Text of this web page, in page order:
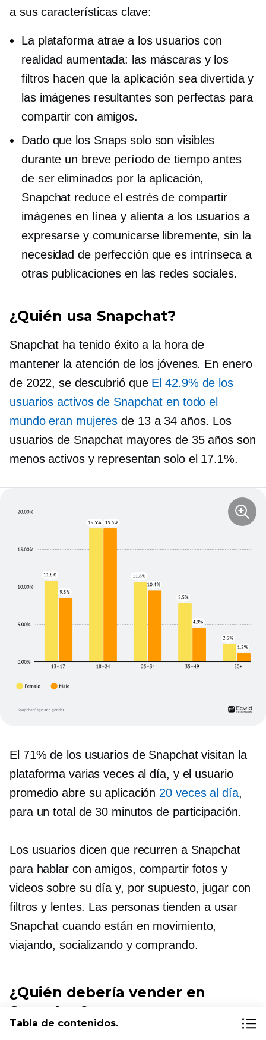
a sus características clave:
La plataforma atrae a los usuarios con
realidad aumentada: las máscaras y los
filtros hacen que la aplicación sea divertida y
las imágenes resultantes son perfectas para
compartir con amigos.
Dado que los Snaps solo son visibles
durante un breve período de tiempo antes
de ser eliminados por la aplicación,
Snapchat reduce el estrés de compartir
imágenes en línea y alienta a los usuarios a
expresarse y comunicarse libremente, sin la
necesidad de perfección que es intrínseca a
otras publicaciones en las redes sociales.
¿Quién usa Snapchat?
Snapchat ha tenido éxito a la hora de
mantener la atención de los jóvenes. En enero
de 2022, se descubrió que El 42.9% de los
usuarios activos de Snapchat en todo el
mundo eran mujeres de 13 a 34 años. Los
usuarios de Snapchat mayores de 35 años son
menos activos y representan solo el 17.1%.
El 71% de los usuarios de Snapchat visitan la
plataforma varias veces al día, y el usuario
promedio abre su aplicación 20 veces al día,
para un total de 30 minutos de participación.
Los usuarios dicen que recurren a Snapchat
para hablar con amigos, compartir fotos y
videos sobre su día y, por supuesto, jugar con
filtros y lentes. Las personas tienden a usar
Snapchat cuando están en movimiento,
viajando, socializando y comprando.
¿Quién debería vender en
Snapchat?
Tabla de contenidos.